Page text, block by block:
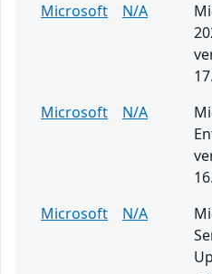
Microsoft
N/A
Microsoft
N/A
Microsoft
N/A